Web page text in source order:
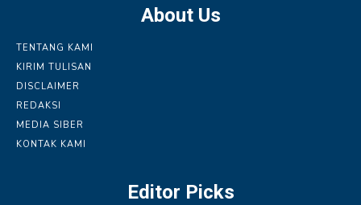
About Us
TENTANG KAMI
KIRIM TULISAN
DISCLAIMER
REDAKSI
MEDIA SIBER
KONTAK KAMI
Editor Picks